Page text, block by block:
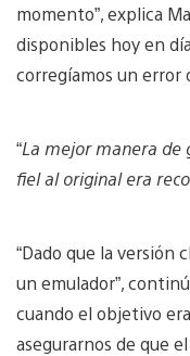
momento”, explica
disponibles hoy en
corregíamos un error
“La mejor manera de
fiel al original era
“Dado que la versión
un emulador”,
cuando el objetivo
asegurarnos de que